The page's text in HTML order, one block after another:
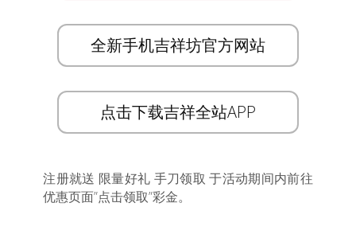
全新手机吉祥坊官方网站
点击下载吉祥全站APP
注册就送 限量好礼 手刀领取 于活动期间内前往
优惠页面”点击领取”彩金。